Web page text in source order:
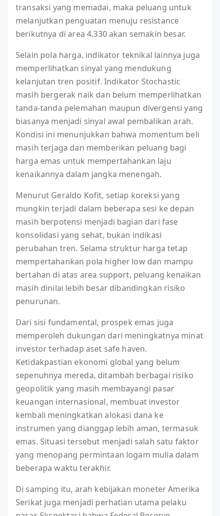
transaksi yang memadai, maka peluang untuk
melanjutkan penguatan menuju resistance
berikutnya di area 4.330 akan semakin besar.
Selain pola harga, indikator teknikal lainnya juga
memperlihatkan sinyal yang mendukung
kelanjutan tren positif. Indikator Stochastic
masih bergerak naik dan belum memperlihatkan
tanda-tanda pelemahan maupun divergensi yang
biasanya menjadi sinyal awal pembalikan arah.
Kondisi ini menunjukkan bahwa momentum beli
masih terjaga dan memberikan peluang bagi
harga emas untuk mempertahankan laju
kenaikannya dalam jangka menengah.
Menurut Geraldo Kofit, setiap koreksi yang
mungkin terjadi dalam beberapa sesi ke depan
masih berpotensi menjadi bagian dari fase
konsolidasi yang sehat, bukan indikasi
perubahan tren. Selama struktur harga tetap
mempertahankan pola higher low dan mampu
bertahan di atas area support, peluang kenaikan
masih dinilai lebih besar dibandingkan risiko
penurunan.
Dari sisi fundamental, prospek emas juga
memperoleh dukungan dari meningkatnya minat
investor terhadap aset safe haven.
Ketidakpastian ekonomi global yang belum
sepenuhnya mereda, ditambah berbagai risiko
geopolitik yang masih membayangi pasar
keuangan internasional, membuat investor
kembali meningkatkan alokasi dana ke
instrumen yang dianggap lebih aman, termasuk
emas. Situasi tersebut menjadi salah satu faktor
yang menopang permintaan logam mulia dalam
beberapa waktu terakhir.
Di samping itu, arah kebijakan moneter Amerika
Serikat juga menjadi perhatian utama pelaku